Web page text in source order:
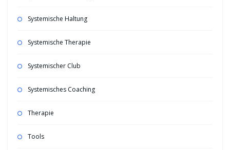
Systemische Haltung
Systemische Therapie
Systemischer Club
Systemisches Coaching
Therapie
Tools